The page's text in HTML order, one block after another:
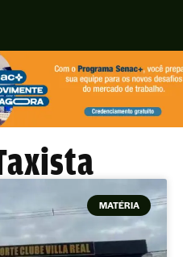
MATÉRIA